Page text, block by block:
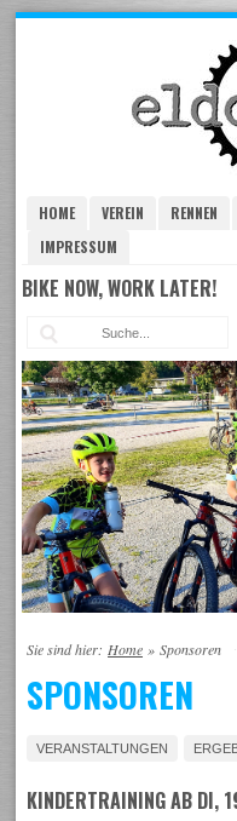
HOME VEREIN RENNEN
IMPRESSUM
BIKE NOW, WORK LATER!
Sie sind hier: Home »Sponsoren
SPONSOREN
VERANSTALTUNGEN
KINDERTRAINING AB DI,